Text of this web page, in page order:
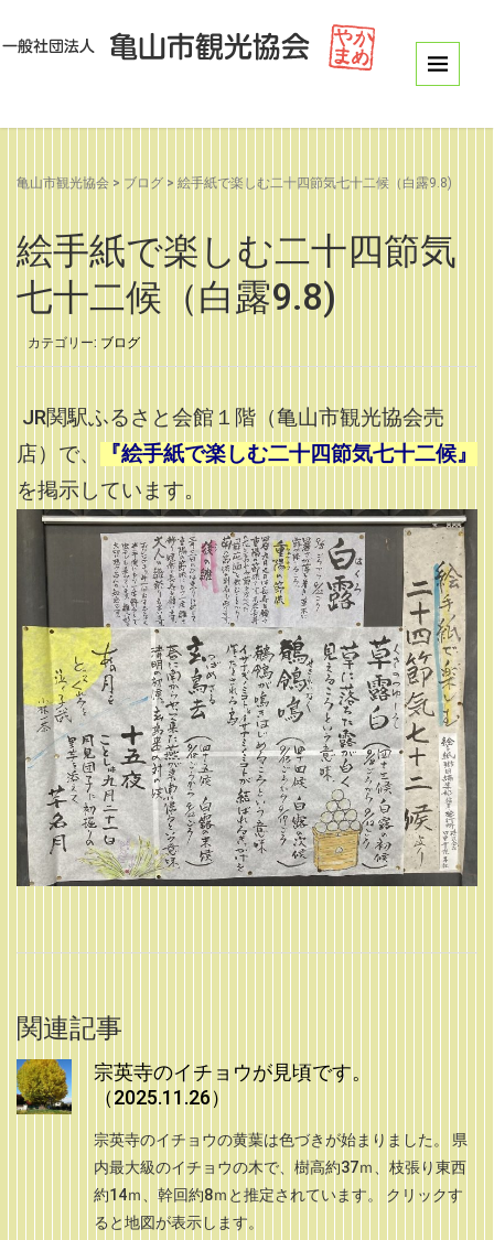
亀山市観光協会 > ブログ > 絵手紙で楽しむ二十四節気七十二候（白露9.8)
絵手紙で楽しむ二十四節気
七十二候（白露9.8)
カテゴリー: ブログ
JR関駅ふるさと会館１階（亀山市観光協会売
店）で、
『絵手紙で楽しむ二十四節気七十二候』
を掲示しています。
関連記事
宗英寺のイチョウが見頃です。
（2025.11.26）
宗英寺のイチョウの黄葉は色づきが始まりました。 県
内最大級のイチョウの木で、樹高約37ｍ、枝張り東西
約14ｍ、幹回約8ｍと推定されています。 クリックす
ると地図が表示します。